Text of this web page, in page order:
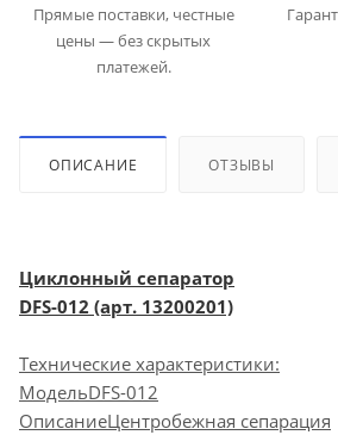
Прямые поставки, честные
цены — без скрытых
платежей.
ОПИСАНИЕ ОТЗЫВЫ
Циклонный сепаратор
DFS-012 (арт. 13200201)
Технические характеристики:
МодельDFS-012
ОписаниеЦентробежная сепарация